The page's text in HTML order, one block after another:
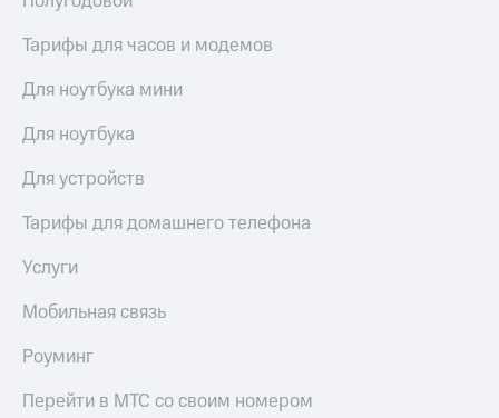
Тарифы для часов и модемов
Для ноутбука мини
Для ноутбука
Для устройств
Тарифы для домашнего телефона
Услуги
Мобильная связь
Роуминг
Перейти в МТС со своим номером